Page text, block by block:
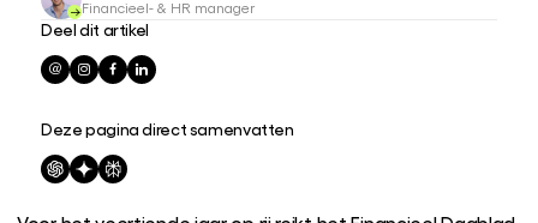
Financieel- & HR manager
Deel dit artikel
Deze pagina direct samenvatten